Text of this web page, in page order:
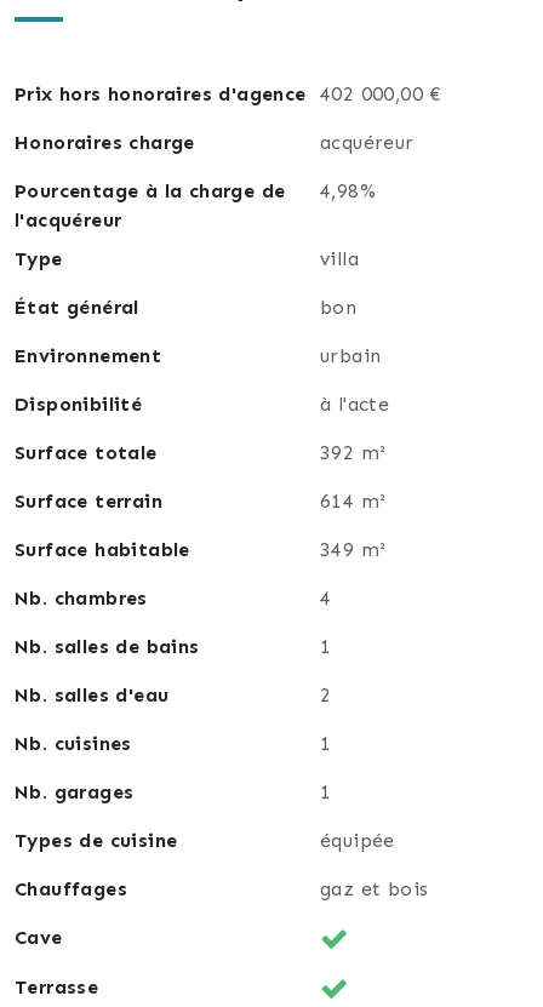
N'hésitez pas à me contacter pour discuter de votre
et de vous aider à le réaliser.
mail à nathalie.simonin@lafourmi-immo.com.
Prix hors honoraires d'agence 402 000,00 €
Honoraires charge acquéreur
Pourcentage à la charge de
l'acquéreur
4,98%
Type villa
État général bon
Environnement urbain
Disponibilité à l'acte
Surface totale 392 m²
Surface terrain 614 m²
Surface habitable 349 m²
Nb. chambres 4
Nb. salles de bains 1
Nb. salles d'eau 2
Nb. cuisines 1
Nb. garages 1
Types de cuisine équipée
Chauffages gaz et bois
Cave
Terrasse